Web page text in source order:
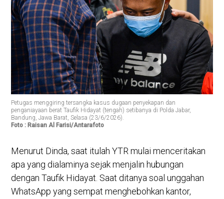
Petugas menggiring tersangka kasus dugaan penyekapan dan
penganiayaan berat Taufik Hidayat (tengah) setibanya di Polda Jabar,
Bandung, Jawa Barat, Selasa (23/6/2026).
Foto : Raisan Al Farisi/Antarafoto
Menurut Dinda, saat itulah YTR mulai menceritakan
apa yang dialaminya sejak menjalin hubungan
dengan Taufik Hidayat. Saat ditanya soal unggahan
WhatsApp yang sempat menghebohkan kantor,